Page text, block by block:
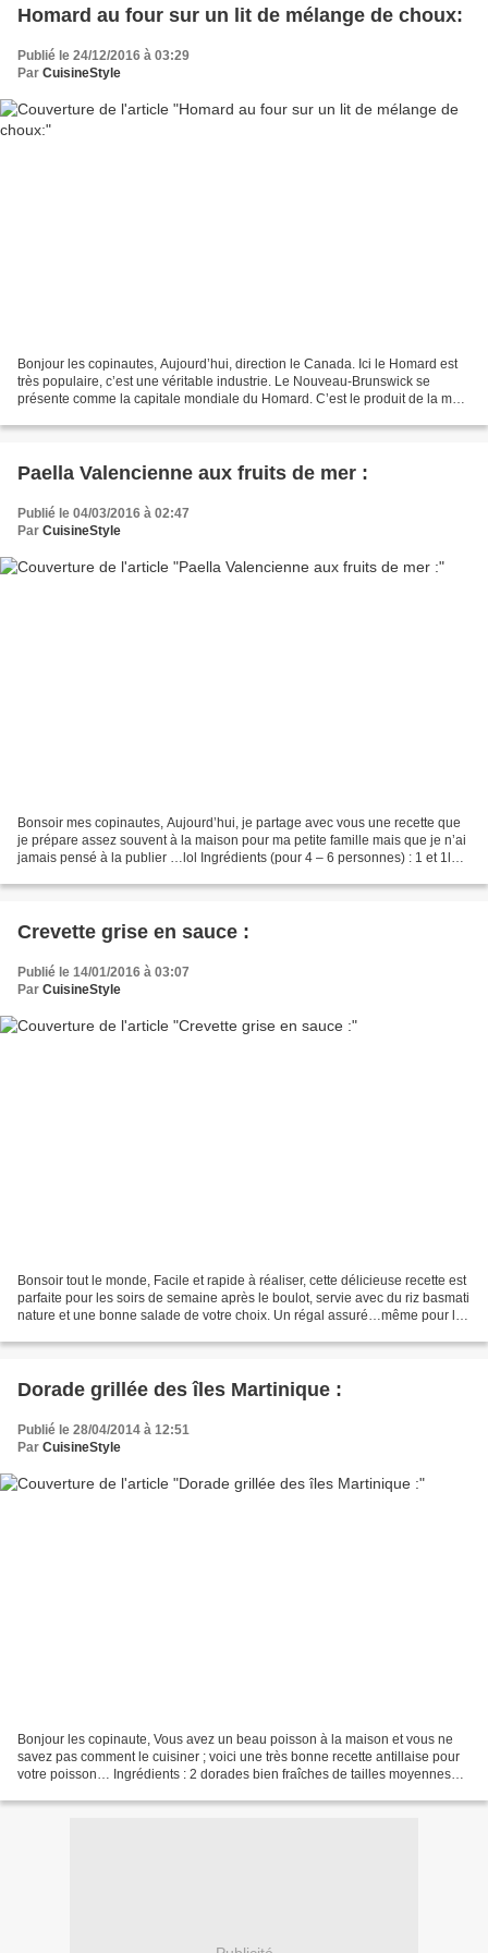
Homard au four sur un lit de mélange de choux:
Publié le 24/12/2016 à 03:29
Par CuisineStyle
Bonjour les copinautes, Aujourd’hui, direction le Canada. Ici le Homard est
très populaire, c’est une véritable industrie. Le Nouveau-Brunswick se
présente comme la capitale mondiale du Homard. C’est le produit de la mer
Paella Valencienne aux fruits de mer :
Publié le 04/03/2016 à 02:47
Par CuisineStyle
Bonsoir mes copinautes, Aujourd’hui, je partage avec vous une recette que
je prépare assez souvent à la maison pour ma petite famille mais que je n’ai
jamais pensé à la publier …lol Ingrédients (pour 4 – 6 personnes) : 1 et 1l2
Crevette grise en sauce :
Publié le 14/01/2016 à 03:07
Par CuisineStyle
Bonsoir tout le monde, Facile et rapide à réaliser, cette délicieuse recette est
parfaite pour les soirs de semaine après le boulot, servie avec du riz basmati
nature et une bonne salade de votre choix. Un régal assuré…même pour les
Dorade grillée des îles Martinique :
Publié le 28/04/2014 à 12:51
Par CuisineStyle
Bonjour les copinaute, Vous avez un beau poisson à la maison et vous ne
savez pas comment le cuisiner ; voici une très bonne recette antillaise pour
votre poisson… Ingrédients : 2 dorades bien fraîches de tailles moyennes